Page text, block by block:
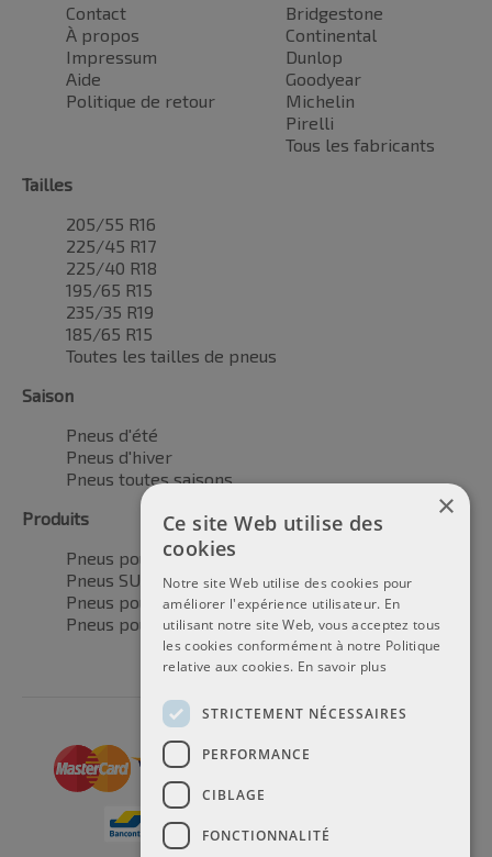
Contact
À propos
Impressum
Aide
Politique de retour
Bridgestone
Continental
Dunlop
Goodyear
Michelin
Pirelli
Tous les fabricants
Tailles
205/55 R16
225/45 R17
225/40 R18
195/65 R15
235/35 R19
185/65 R15
Toutes les tailles de pneus
Saison
Pneus d'été
Pneus d'hiver
Pneus toutes saisons
Produits
Pneus pour voitures
Pneus SUV / 4x4
Pneus pour camionnettes
Pneus pour motos
×
Ce site Web utilise des
cookies
Notre site Web utilise des cookies pour
améliorer l'expérience utilisateur. En
utilisant notre site Web, vous acceptez tous
les cookies conformément à notre Politique
relative aux cookies. En savoir plus
STRICTEMENT NÉCESSAIRES
PERFORMANCE
CIBLAGE
FONCTIONNALITÉ